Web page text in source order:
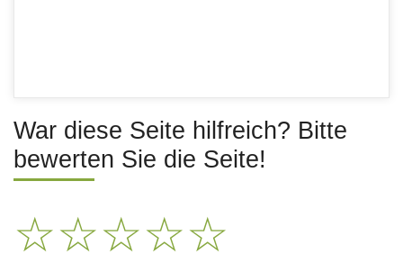
War diese Seite hilfreich? Bitte
bewerten Sie die Seite!
☆☆☆☆☆